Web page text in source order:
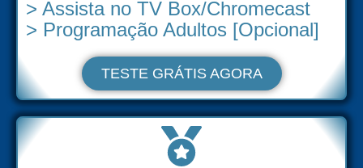
> Assista no TV Box/Chromecast
> Programação Adultos [Opcional]
TESTE GRÁTIS AGORA